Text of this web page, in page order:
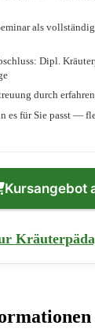
als
Dipl.
durch
es für Sie passt —
Kursangebot